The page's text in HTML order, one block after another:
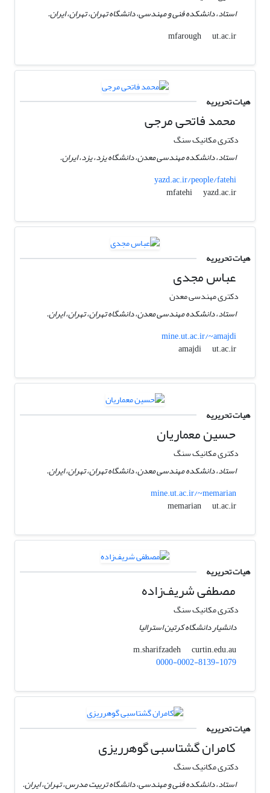
استاد، دانشکده فنی و مهندسی، دانشگاه تهران، تهران، ایران.
mfarough
ut.ac.ir
هیات تحریریه
محمد فاتحی مرجی
دکتری مکانیک سنگ
استاد، دانشکده مهندسی معدن، دانشگاه یزد، یزد، ایران.
yazd.ac.ir/people/fatehi
mfatehi
yazd.ac.ir
هیات تحریریه
عباس مجدی
دکتری مهندسی معدن
استاد، دانشکده مهندسی معدن، دانشگاه تهران، تهران، ایران.
mine.ut.ac.ir/~amajdi
amajdi
ut.ac.ir
هیات تحریریه
حسین معماریان
دکتری مکانیک سنگ
استاد، دانشکده مهندسی معدن، دانشگاه تهران، تهران، ایران.
mine.ut.ac.ir/~memarian
memarian
ut.ac.ir
هیات تحریریه
مصطفی شریف‌زاده
دکتری مکانیک سنگ
دانشیار دانشگاه کرتین استرالیا
m.sharifzadeh
curtin.edu.au
0000-0002-8139-1079
هیات تحریریه
کامران گشتاسبی گوهرریزی
دکتری مکانیک سنگ
استاد، دانشکده فنی و مهندسی، دانشگاه تربیت مدرس، تهران، ایران.